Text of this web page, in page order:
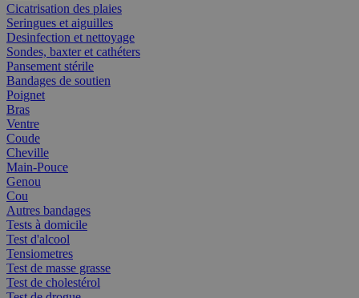
Cicatrisation des plaies
Seringues et aiguilles
Desinfection et nettoyage
Sondes, baxter et cathéters
Pansement stérile
Bandages de soutien
Poignet
Bras
Ventre
Coude
Cheville
Main-Pouce
Genou
Cou
Autres bandages
Tests à domicile
Test d'alcool
Tensiometres
Test de masse grasse
Test de cholestérol